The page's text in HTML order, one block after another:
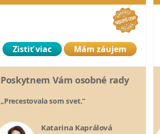
Zistiť viac Mám záujem
Poskytnem Vám osobné rady
„Precestovala som svet.“
Katarina Kaprálová